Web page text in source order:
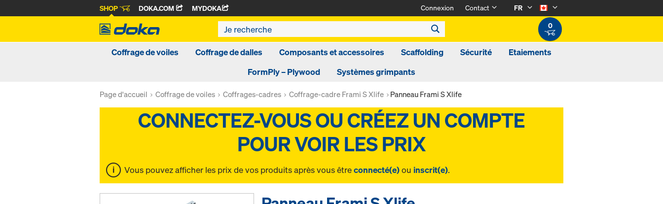
SHOP DOKA.COM MYDOKA Connexion Contact
FR
0
Coffrage de voiles Coffrage de dalles Composants et accessoires Scaffolding Sécurité
Etaiements
FormPly – Plywood
Systèmes grimpants
Page d'accueil Coffrage de voiles Coffrages-cadres Coffrage-cadre Frami S Xlife Panneau Frami S Xlife
Vous pouvez afficher les prix de vos produits après vous êtreconnecté(e)ou inscrit(e).